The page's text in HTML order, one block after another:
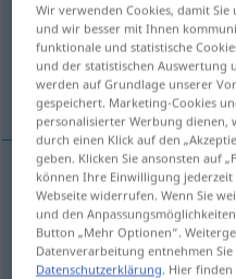
Übersicht aller
(Für mehr Details die
Ziffer, Zahl
Zifferf cifra(≈ número)
Zahlf cifra (≈ número)
Wir verwenden Cookies, damit
und wir besser mit Ihnen
funktionale und statistische
und der statistischen Auswertung
werden auf Grundlage unserer
gespeichert. Marketing-Cookies
personalisierter Werbung dienen,
durch einen Klick auf den
geben. Klicken Sie ansonsten auf
können Ihre Einwilligung
Webseite widerrufen. Wenn Sie
und den
Button „Mehr Optionen“.
Datenverarbeitung entnehmen
Datenschutzerklärung. Hier